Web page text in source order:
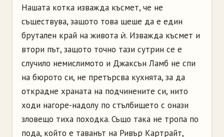
Нашата котка изважда късмет, че не
съществува, защото това щеше да е един
брутален край на живота ѝ. Изважда късмет и
втори път, защото точно тази сутрин се е
случило немислимото и Джаксън Ламб не спи
на бюрото си, не претърсва кухнята, за да
открадне храната на подчинените си, нито
ходи нагоре-надолу по стълбището с онази
зловещо тиха походка. Също така не тропа по
пода, който е таванът на Ривър Картрайт,